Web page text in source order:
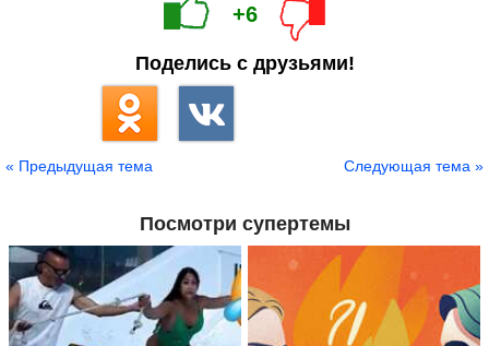
+6
Поделись с друзьями!
« Предыдущая тема Следующая тема »
Посмотри супертемы